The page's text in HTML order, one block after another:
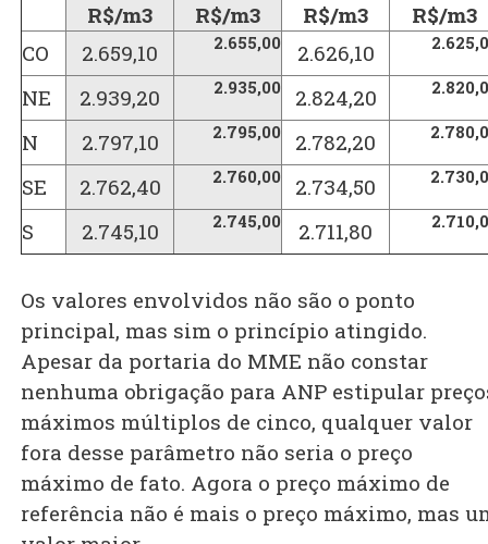
R$/m3
R$/m3
R$/m3
R$/m3
CO
2.659,10 2.655,00 2.626,10
NE 2.939,20 2.935,00 2.824,20
N 2.797,10 2.795,00 2.782,20
SE 2.762,40 2.760,00 2.734,50
S 2.745,10 2.745,00 2.711,80
Os valores envolvidos não são o ponto
principal, mas sim o princípio atingido.
Apesar da portaria do MME não constar
nenhuma obrigação para ANP estipular
máximos múltiplos de cinco, qualquer valor
fora desse parâmetro não seria o preço
máximo de fato. Agora o preço máximo de
referência não é mais o preço máximo, mas